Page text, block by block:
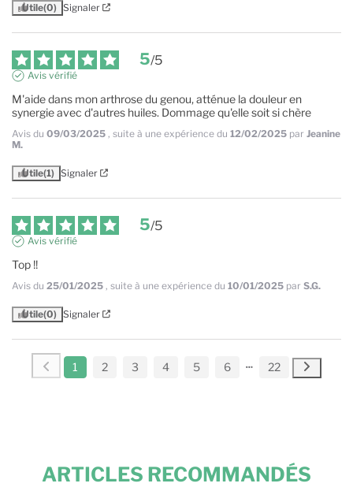
Utile(0) Signaler
5/5
Avis vérifié
M'aide dans mon arthrose du genou, atténue la douleur en
synergie avec d'autres huiles. Dommage qu'elle soit si chère
Avis du 09/03/2025 , suite à une expérience du 12/02/2025 par Jeanine
M.
Utile(1) Signaler
5/5
Avis vérifié
Top !!
Avis du 25/01/2025 , suite à une expérience du 10/01/2025 par S.G.
Utile(0) Signaler
1 2 3 4 5 6 22
ARTICLES RECOMMANDÉS